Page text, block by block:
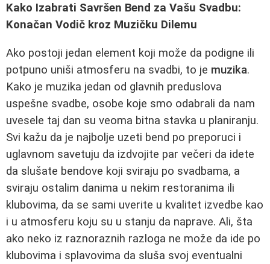
Kako Izabrati Savršen Bend za Vašu Svadbu:
Konačan Vodič kroz Muzičku Dilemu
Ako postoji jedan element koji može da podigne ili
potpuno uniši atmosferu na svadbi, to je muzika.
Kako je muzika jedan od glavnih preduslova
uspešne svadbe, osobe koje smo odabrali da nam
uvesele taj dan su veoma bitna stavka u planiranju.
Svi kažu da je najbolje uzeti bend po preporuci i
uglavnom savetuju da izdvojite par večeri da idete
da slušate bendove koji sviraju po svadbama, a
sviraju ostalim danima u nekim restoranima ili
klubovima, da se sami uverite u kvalitet izvedbe kao
i u atmosferu koju su u stanju da naprave. Ali, šta
ako neko iz raznoraznih razloga ne može da ide po
klubovima i splavovima da sluša svoj eventualni